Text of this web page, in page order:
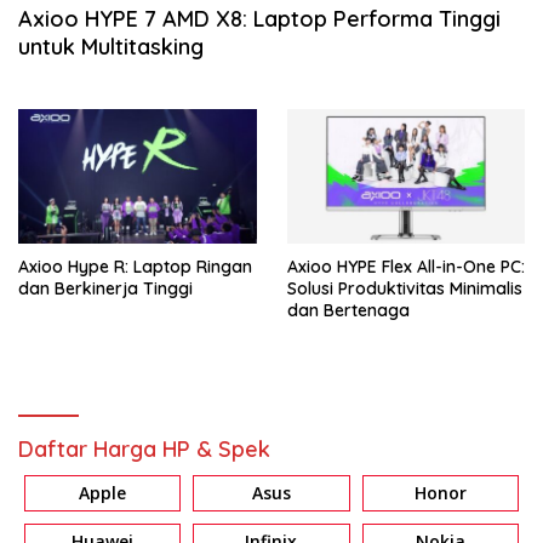
Axioo HYPE 7 AMD X8: Laptop Performa Tinggi
untuk Multitasking
Axioo Hype R: Laptop Ringan
dan Berkinerja Tinggi
Axioo HYPE Flex All-in-One PC:
Solusi Produktivitas Minimalis
dan Bertenaga
Daftar Harga HP & Spek
Apple Asus Honor